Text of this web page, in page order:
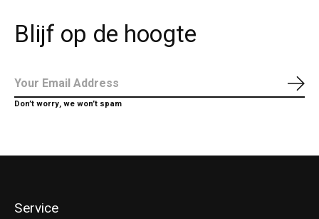
Blijf op de hoogte
Don’t worry, we won’t spam
Service